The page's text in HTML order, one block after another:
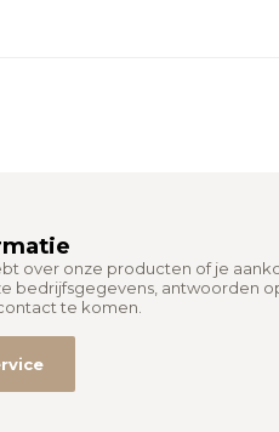
over onze producten of je
bedrijfsgegevens, antwoorden
te komen.